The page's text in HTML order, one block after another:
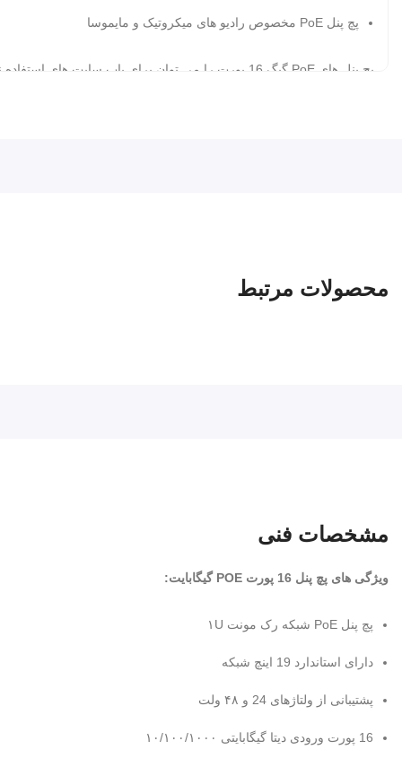
پچ پنل PoE مخصوص رادیو های میکروتیک و مایموسا
آیفن های تصویری
محصولات مرتبط
مشخصات فنی
ویژگی های پچ پنل 16 پورت POE گیگابایت:
پچ پنل PoE شبکه رک مونت ۱U
دارای استاندارد 19 اینچ شبکه
پشتیبانی از ولتاژهای 24 و ۴۸ ولت
16 پورت ورودی دیتا گیگابایتی ۱۰/۱۰۰/۱۰۰۰